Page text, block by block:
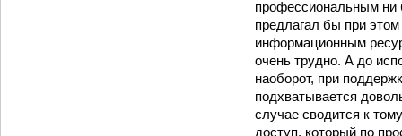
профессиональным ни
предлагал бы при
информационным
очень трудно. А до
наоборот, при
подхватывается
случае сводится к
доступ, который по